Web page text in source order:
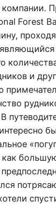
Forest
и
как